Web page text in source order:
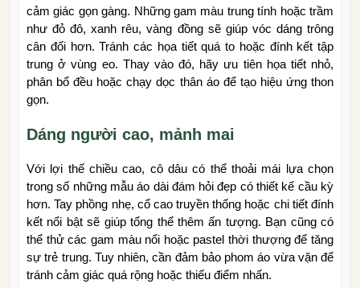
cảm giác gọn gàng. Những gam màu trung tính hoặc trầm
như đỏ đô, xanh rêu, vàng đồng sẽ giúp vóc dáng trông
cân đối hơn. Tránh các họa tiết quá to hoặc đính kết tập
trung ở vùng eo. Thay vào đó, hãy ưu tiên họa tiết nhỏ,
phân bổ đều hoặc chạy dọc thân áo để tạo hiệu ứng thon
gọn.
Dáng người cao, mảnh mai
Với lợi thế chiều cao, cô dâu có thể thoải mái lựa chọn
trong số những mẫu áo dài đám hỏi đẹp có thiết kế cầu kỳ
hơn. Tay phồng nhẹ, cổ cao truyền thống hoặc chi tiết đính
kết nổi bật sẽ giúp tổng thể thêm ấn tượng. Bạn cũng có
thể thử các gam màu nổi hoặc pastel thời thượng để tăng
sự trẻ trung. Tuy nhiên, cần đảm bảo phom áo vừa vặn để
tránh cảm giác quá rộng hoặc thiếu điểm nhấn.